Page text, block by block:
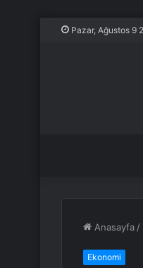
Pazar, Ağustos 9
Anasayfa /
Ekonomi